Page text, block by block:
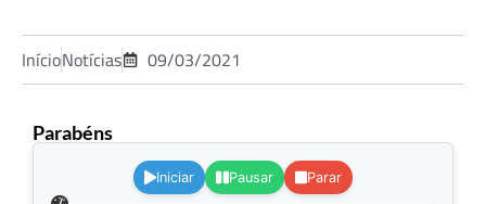
InícioNotícias 09/03/2021
Parabéns
Iniciar Pausar Parar